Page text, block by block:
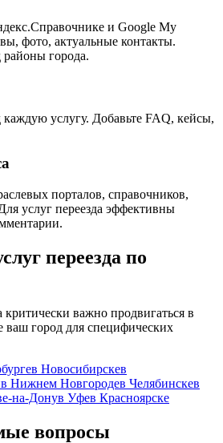
и Google My
фото, актуальные контакты.
города.
услугу. Добавьте FAQ, кейсы,
порталов, справочников,
услуг переезда эффективны
переезда по
критически важно продвигаться в
ваш город для специфических
в Новосибирскев
в Нижнем Новгородев Челябинскев
на-Донув Уфев Красноярске
вопросы